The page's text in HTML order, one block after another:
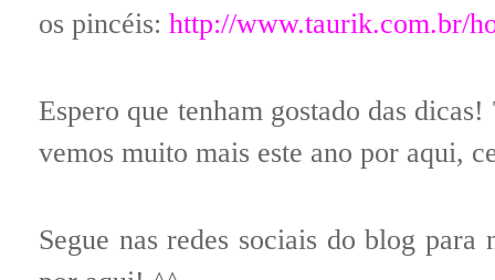
os pincéis: http://www.taurik.com.br/
Espero que tenham gostado das
vemos muito mais este ano por aqui,
Segue nas redes sociais do blog